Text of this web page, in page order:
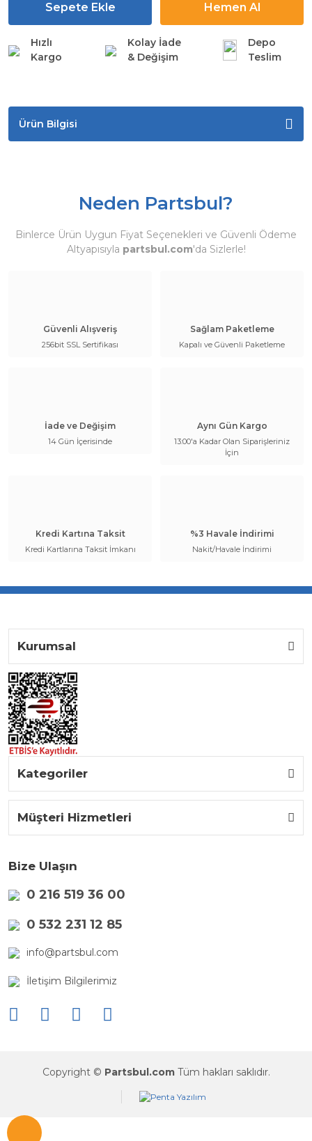
Sepete Ekle Hemen Al
Hızlı
Kargo
Kolay İade
& Değişim
Depo
Teslim
Ürün Bilgisi
Neden Partsbul?
Binlerce Ürün Uygun Fiyat Seçenekleri ve Güvenli Ödeme
Altyapısıyla partsbul.com'da Sizlerle!
Güvenli Alışveriş
256bit SSL Sertifikası
Sağlam Paketleme
Kapalı ve Güvenli Paketleme
İade ve Değişim
14 Gün İçerisinde
Aynı Gün Kargo
13:00'a Kadar Olan Siparişleriniz
İçin
Kredi Kartına Taksit
Kredi Kartlarına Taksit İmkanı
%3 Havale İndirimi
Nakit/Havale İndirimi
Kurumsal
Kategoriler
Müşteri Hizmetleri
Bize Ulaşın
0 216 519 36 00
0 532 231 12 85
info@partsbul.com
İletişim Bilgilerimiz
Copyright © Partsbul.com Tüm hakları saklıdır.